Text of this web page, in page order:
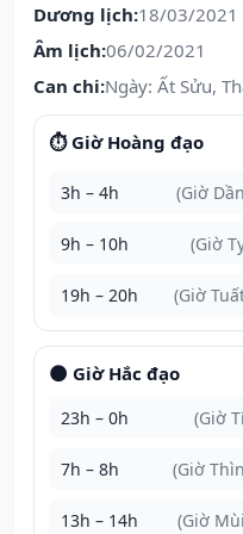
Dương lịch:18/03/2021
Âm lịch:06/02/2021
Can chi:Ngày: Ất Sửu,
⏱️ Giờ Hoàng đạo
3h – 4h (Giờ
9h – 10h (Giờ
19h – 20h (Giờ
🌑 Giờ Hắc đạo
23h – 0h (Giờ
7h – 8h (Giờ
13h – 14h (Giờ